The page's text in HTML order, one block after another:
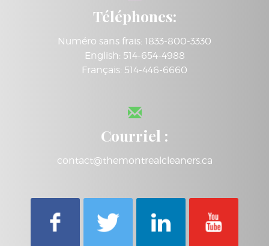
Téléphones:
Numéro sans frais: 1833-800-3330
English: 514-654-4988
Français: 514-446-6660
Courriel :
contact@themontrealcleaners.ca